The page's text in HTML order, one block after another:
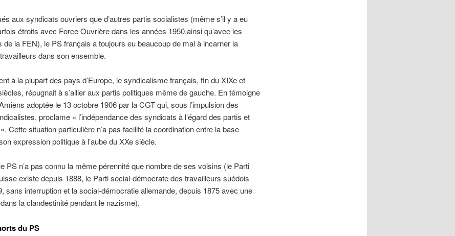
aux syndicats ouvriers que d’autres partis socialistes (même s’il y a eu
étroits avec Force Ouvrière dans les années 1950,ainsi qu’avec les
de la FEN), le PS français a toujours eu beaucoup de mal à incarner la
dans son ensemble.
à la plupart des pays d’Europe, le syndicalisme français, fin du XIXe et
répugnait à s’allier aux partis politiques même de gauche. En témoigne
adoptée le 13 octobre 1906 par la CGT qui, sous l’impulsion des
proclame « l’indépendance des syndicats à l’égard des partis et
Cette situation particulière n’a pas facilité la coordination entre la base
expression politique à l’aube du XXe siècle.
PS n’a pas connu la même pérennité que nombre de ses voisins (le Parti
existe depuis 1888, le Parti social-démocrate des travailleurs suédois
sans interruption et la social-démocratie allemande, depuis 1875 avec une
la clandestinité pendant le nazisme).
du PS